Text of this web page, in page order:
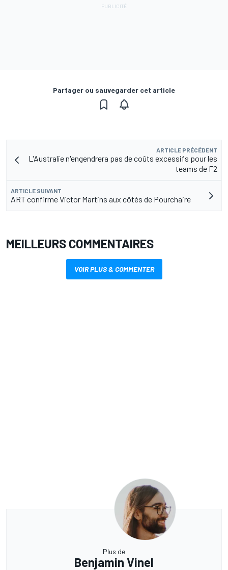
Partager ou sauvegarder cet article
ARTICLE PRÉCÉDENT
L'Australie n'engendrera pas de coûts excessifs pour les
teams de F2
ARTICLE SUIVANT
ART confirme Victor Martins aux côtés de Pourchaire
MEILLEURS COMMENTAIRES
VOIR PLUS & COMMENTER
Plus de
Benjamin Vinel